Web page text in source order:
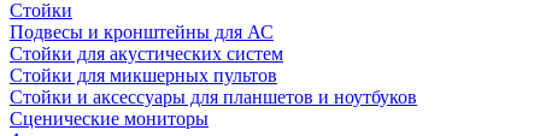
Стойки
Подвесы и кронштейны для АС
Стойки для акустических систем
Стойки для микшерных пультов
Стойки и аксессуары для планшетов и ноутбуков
Сценические мониторы